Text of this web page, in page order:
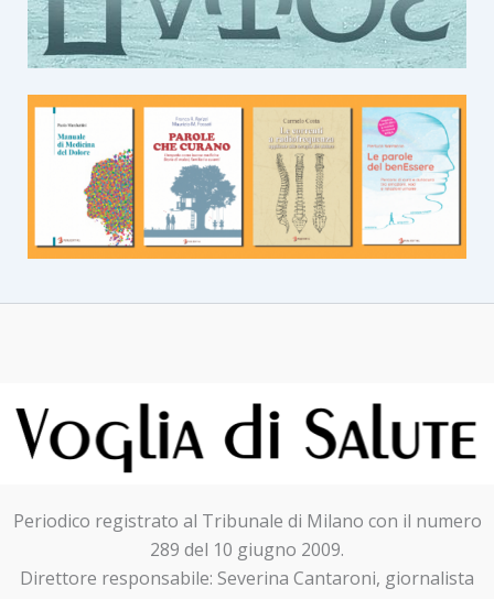
Periodico registrato al Tribunale di Milano con il numero
289 del 10 giugno 2009.
Direttore responsabile: Severina Cantaroni, giornalista